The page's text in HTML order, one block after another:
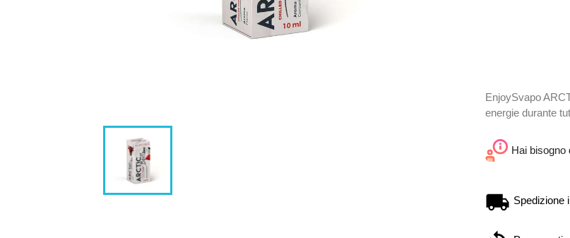
EnjoySvapo
energie durante
Hai bisogno
Spedizione